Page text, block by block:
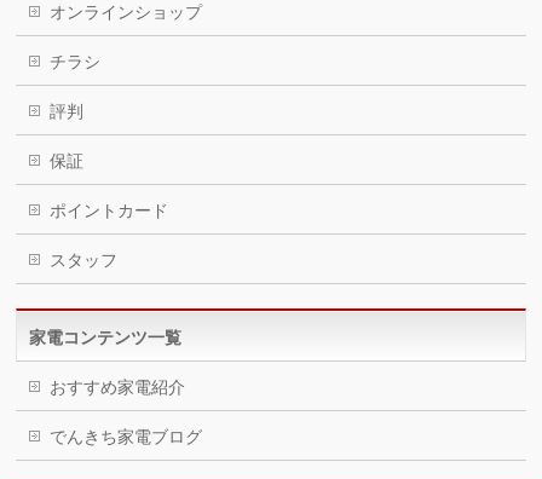
オンラインショップ
チラシ
評判
保証
ポイントカード
スタッフ
家電コンテンツ一覧
おすすめ家電紹介
でんきち家電ブログ